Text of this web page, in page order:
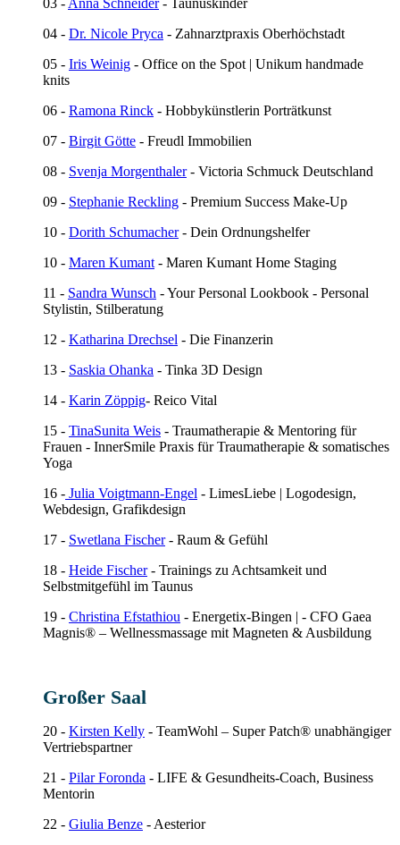
04 - Dr. Nicole Pryca - Zahnarztpraxis Oberhöchstadt
05 - Iris Weinig - Office on the Spot | Unikum handmade
knits
06 - Ramona Rinck - Hobbykünstlerin Porträtkunst
07 - Birgit Götte - Freudl Immobilien
08 - Svenja Morgenthaler- Victoria Schmuck Deutschland
09 - Stephanie Reckling - Premium Success Make-Up
10 - Dorith Schumacher- Dein Ordnungshelfer
10 - Maren Kumant - Maren Kumant Home Staging
11 - Sandra Wunsch - Your Personal Lookbook - Personal
Stylistin, Stilberatung
12 - Katharina Drechsel - Die Finanzerin
13 - Saskia Ohanka - Tinka 3D Design
14 - Karin Zöppig- Reico Vital
15 - TinaSunita Weis - Traumatherapie & Mentoring für
Frauen - InnerSmile Praxis für Traumatherapie & somatisches
Yoga
16 - Julia Voigtmann-Engel - LimesLiebe | Logodesign,
Webdesign, Grafikdesign
17 - Swetlana Fischer- Raum & Gefühl
18 - Heide Fischer- Trainings zu Achtsamkeit und
Selbstmitgefühl im Taunus
19 - Christina Efstathiou - Energetix-Bingen | - CFO Gaea
Magnis® – Wellnessmassage mit Magneten & Ausbildung
Großer Saal
20 - Kirsten Kelly - TeamWohl – Super Patch® unabhängiger
Vertriebspartner
21 - Pilar Foronda - LIFE & Gesundheits-Coach, Business
Mentorin
22 - Giulia Benze - Aesterior